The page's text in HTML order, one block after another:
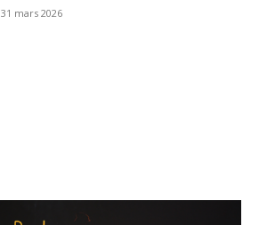
31 mars 2026